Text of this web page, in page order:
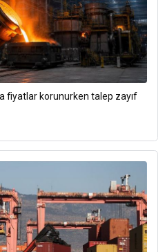
fiyatlar korunurken talep zayıf